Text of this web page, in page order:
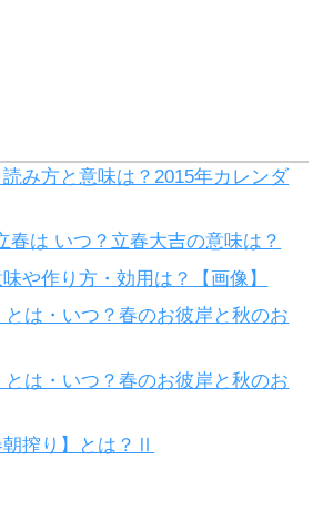
み方と意味は？2015年カレンダ
春は いつ？立春大吉の意味は？
や作り方・効用は？【画像】
は・いつ？春のお彼岸と秋のお
とは・いつ？春のお彼岸と秋のお
搾り】とは？Ⅱ